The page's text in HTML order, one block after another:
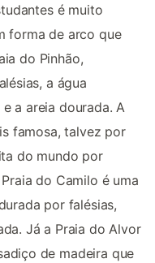
é muito
forma de arco que
do Pinhão,
a água
a areia dourada. A
famosa, talvez por
do mundo por
do Camilo é uma
por falésias,
Já a Praia do Alvor
de madeira que